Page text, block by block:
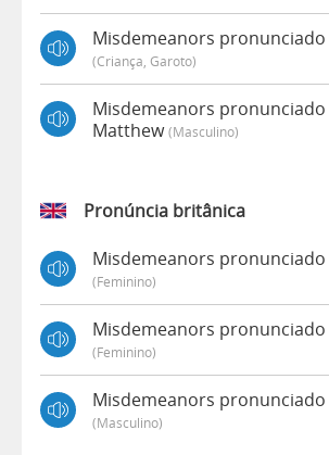
Misdemeanors pronunciado
(criança, Garoto)
Misdemeanors
Matthew(masculino)
Pronúncia britânica
Misdemeanors
(feminino)
Misdemeanors
(feminino)
Misdemeanors
(masculino)